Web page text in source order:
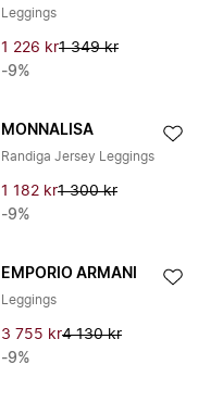
Leggings
1 226 kr1 349 kr
-9%
MONNALISA
Randiga Jersey Leggings
1 182 kr1 300 kr
-9%
EMPORIO ARMANI
Leggings
3 755 kr4 130 kr
-9%